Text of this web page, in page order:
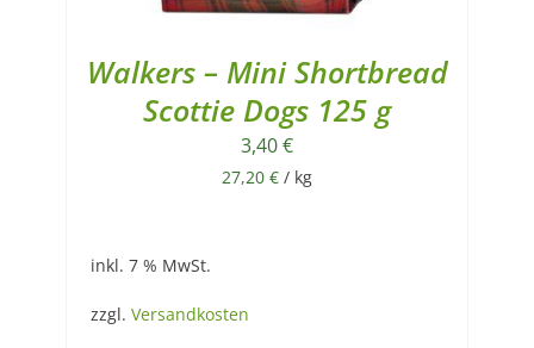
Walkers – Mini Shortbread
Scottie Dogs 125 g
3,40€
27,20 € / kg
inkl. 7 % MwSt.
zzgl. Versandkosten